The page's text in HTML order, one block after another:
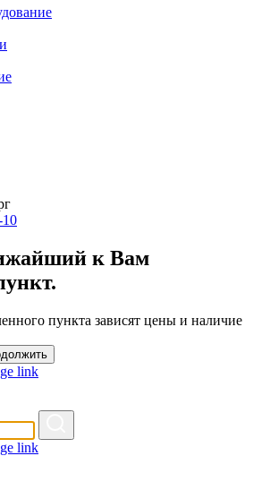
10
к Вам
.
пункта зависят цены и наличие
link
link